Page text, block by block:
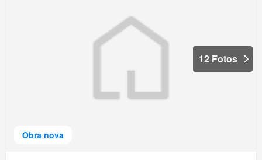
Obra nova
12 Fotos